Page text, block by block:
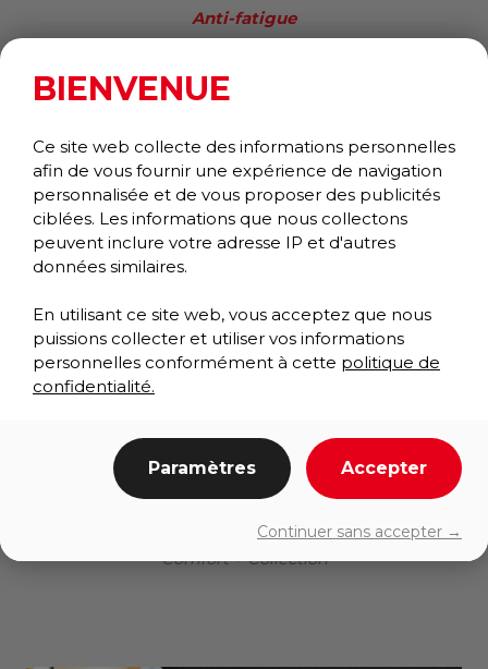
Anti-fatigue
Performance Collection
Anti-fatigue
Comfort + Collection
BIENVENUE
Ce site web collecte des informations personnelles
afin de vous fournir une expérience de navigation
personnalisée et de vous proposer des publicités
ciblées. Les informations que nous collectons
peuvent inclure votre adresse IP et d'autres
données similaires.
En utilisant ce site web, vous acceptez que nous
puissions collecter et utiliser vos informations
personnelles conformément à cette politique de
confidentialité.
Paramètres Accepter
Continuer sans accepter →